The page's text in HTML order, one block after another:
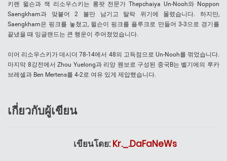
키렌 윌슨과 잭 리소우스키는 롱팟 전문가 Thepchaiya Un-Nooh와 Noppon
Saengkham과 맞붙어 2 볼만 남기고 탈락 위기에 몰렸습니다. 하지만,
Saengkham은 핑크를 놓쳤고, 윌슨이 핑크를 플루크로 만들어 3-3으로 경기를
끝냈을 때 잉글랜드는 큰 행운이 주어졌었습니다.
이어 리소우스키가 데시더 78-14에서 48의 고득점으로 Un-Nooh를 꺾었습니다.
마지막 8강전에서 Zhou Yuelong과 리앙 웬보로 구성된 중국B는 벨기에의 루카
브레셀과 Ben Mertens를 4-2로 여유 있게 제압했습니다.
เกี่ยวกับผู้เขียน
เขียนโดย:Kr._.DaFaNeWs